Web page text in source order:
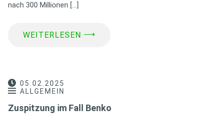
nach 300 Millionen […]
WEITERLESEN ⟶
05.02.2025
ALLGEMEIN
Zuspitzung im Fall Benko